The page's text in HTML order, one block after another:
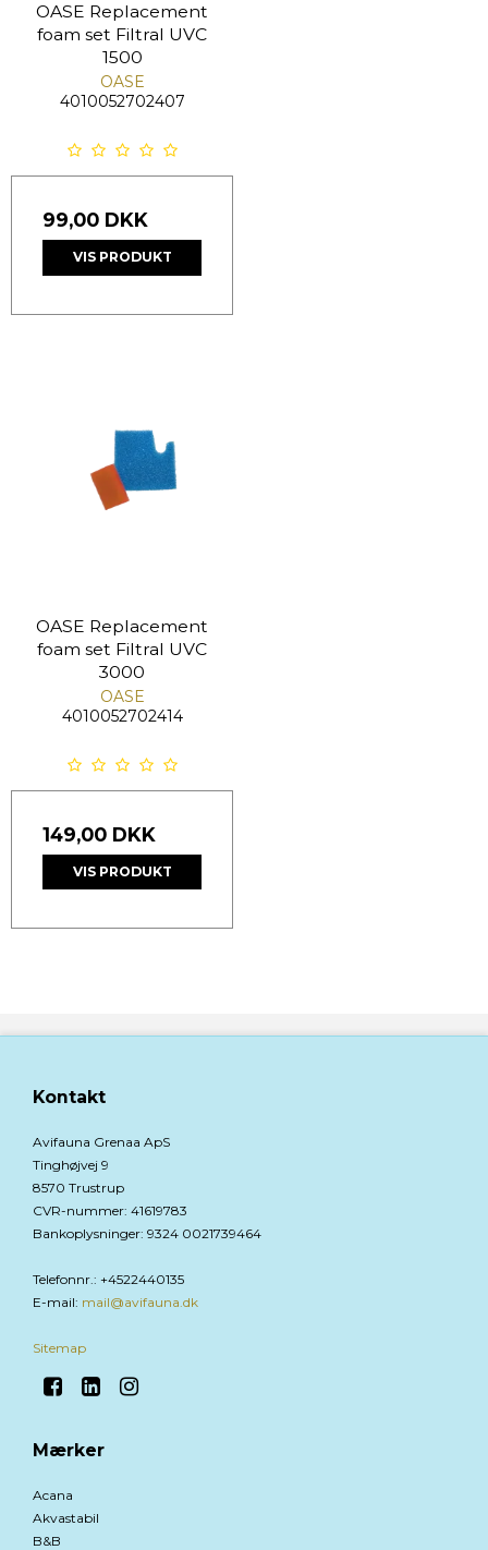
OASE Replacement
foam set Filtral UVC
1500
OASE
4010052702407
99,00 DKK
VIS PRODUKT
OASE Replacement
foam set Filtral UVC
3000
OASE
4010052702414
149,00 DKK
VIS PRODUKT
Kontakt
Avifauna Grenaa ApS
Tinghøjvej 9
8570 Trustrup
CVR-nummer: 41619783
Bankoplysninger: 9324 0021739464
Telefonnr. : +4522440135
E-mail: mail@avifauna.dk
Sitemap
Mærker
Acana
Akvastabil
B&B